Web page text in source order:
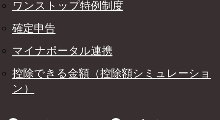
ワンストップ特例制度
確定申告
マイナポータル連携
控除できる金額（控除額シミュレーショ
ン）